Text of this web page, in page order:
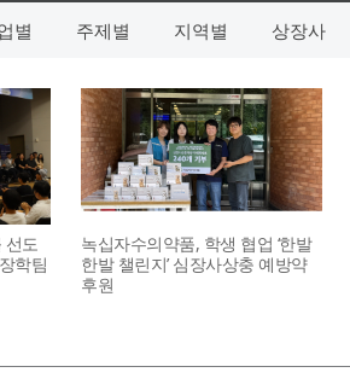
별 주제별 지역별 상장사
선도
학팀
녹십자수의약품, 학생 협업 ‘한발
한발 챌린지’ 심장사상충 예방약
후원